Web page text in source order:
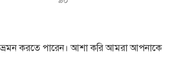
ভ্রমন করতে পারেন। আশা করি আমরা আপনাকে